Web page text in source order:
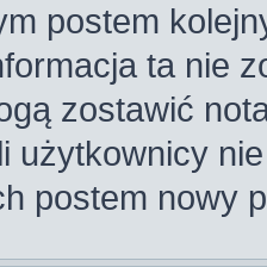
postem
ta nie
zostawić
użytkownicy
postem nowy